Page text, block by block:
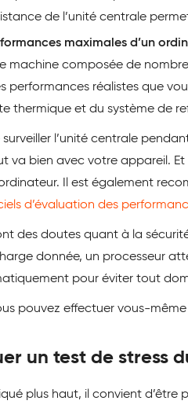
de l’unité centrale
maximales d’un
machine composée de
performances réalistes que
thermique et du système de
surveiller l’unité centrale
va bien avec votre appareil.
Il est également
d’évaluation des
des doutes quant à la
donnée, un processeur
pour éviter tout
pouvez effectuer vous-
un test de stress
plus haut, il convient